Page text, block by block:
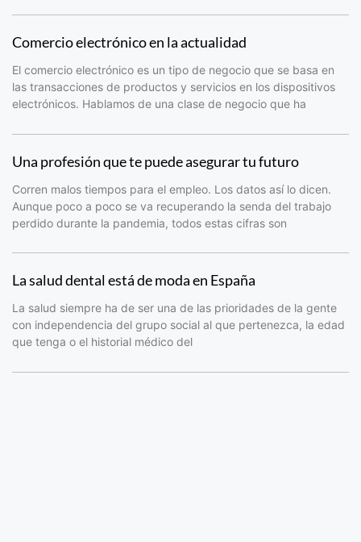
Comercio electrónico en la actualidad
El comercio electrónico es un tipo de negocio que se basa en
las transacciones de productos y servicios en los dispositivos
electrónicos. Hablamos de una clase de negocio que ha
Una profesión que te puede asegurar tu futuro
Corren malos tiempos para el empleo. Los datos así lo dicen.
Aunque poco a poco se va recuperando la senda del trabajo
perdido durante la pandemia, todos estas cifras son
La salud dental está de moda en España
La salud siempre ha de ser una de las prioridades de la gente
con independencia del grupo social al que pertenezca, la edad
que tenga o el historial médico del